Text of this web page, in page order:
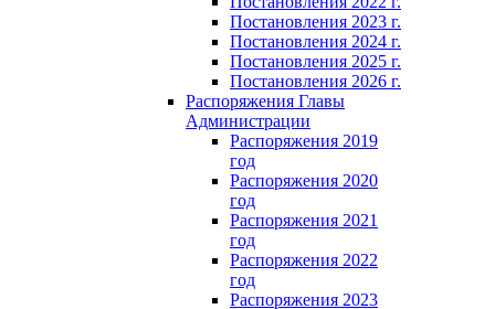
Постановления 2023 г.
Постановления 2024 г.
Постановления 2025 г.
Постановления 2026 г.
Распоряжения Главы
Администрации
Распоряжения 2019
год
Распоряжения 2020
год
Распоряжения 2021
год
Распоряжения 2022
год
Распоряжения 2023